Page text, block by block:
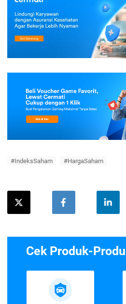
#IndeksSaham #HargaSaham
Cek Produk-